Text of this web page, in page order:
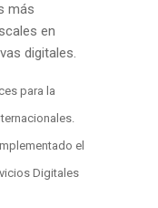
más
en
digitales.
para la
el
Digitales